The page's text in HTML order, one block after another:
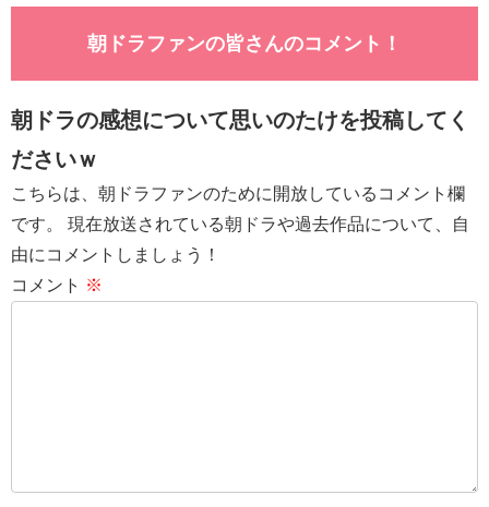
朝ドラファンの皆さんのコメント！
朝ドラの感想について思いのたけを投稿してく
ださいｗ
こちらは、朝ドラファンのために開放しているコメント欄
です。 現在放送されている朝ドラや過去作品について、自
由にコメントしましょう！
コメント ※